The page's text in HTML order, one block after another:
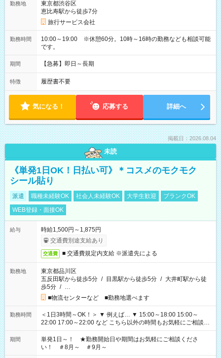
勤務地
東京都渋谷区
恵比寿駅から徒歩7分
旅行サービス会社
勤務時間
10:00～19:00 ※休憩60分。10時～16時の勤務なども相談可能
です。
期間 【急募】即日～長期
特徴 履歴書不要
気になる！ 応募する 詳細へ
掲載日：2026.08.04
未読
《単発1日OK！日払い可》＊コスメのモクモク
シール貼り
派遣 職種未経験OK 社会人未経験OK 大学生歓迎
ブランクOK
WEB登録・面接OK
給与
時給1,500円～1,875円
交通費別途支給あり
交通費 ■ 交通費規定内支給 ※派遣先による
勤務地
東京都品川区
五反田駅から徒歩5分 / 目黒駅から徒歩5分 / 大井町駅から徒
歩5分 / …
■物流センターなど ■勤務地選べます
勤務時間
＜1日3時間～OK！＞ ▼ 例えば… ▼ 15:00～18:00 15:00～
22:00 17:00～22:00 など こちら以外の時間もお気軽にご相談く
ださい！
期間
単発1日～！ ★勤務開始日や期間はお気軽にご相談くださ
い！ ＃8月～ ＃9月～